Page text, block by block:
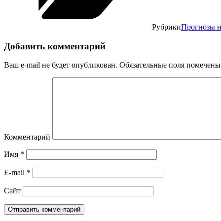
РубрикиПрогнозы
Добавить комментарий
Ваш e-mail не будет опубликован. Обязательные поля помечены
Комментарий
Имя *
E-mail *
Сайт